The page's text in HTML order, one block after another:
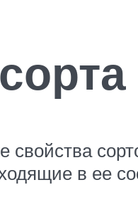
свойства
в ее